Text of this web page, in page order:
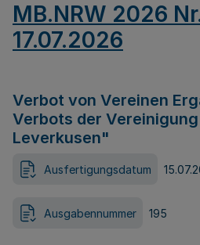
MB.NRW 2026
17.07.2026
Verbot von Vereinen
Verbots der
Leverkusen"
Ausfertigungsdatum
Ausgabennummer 195